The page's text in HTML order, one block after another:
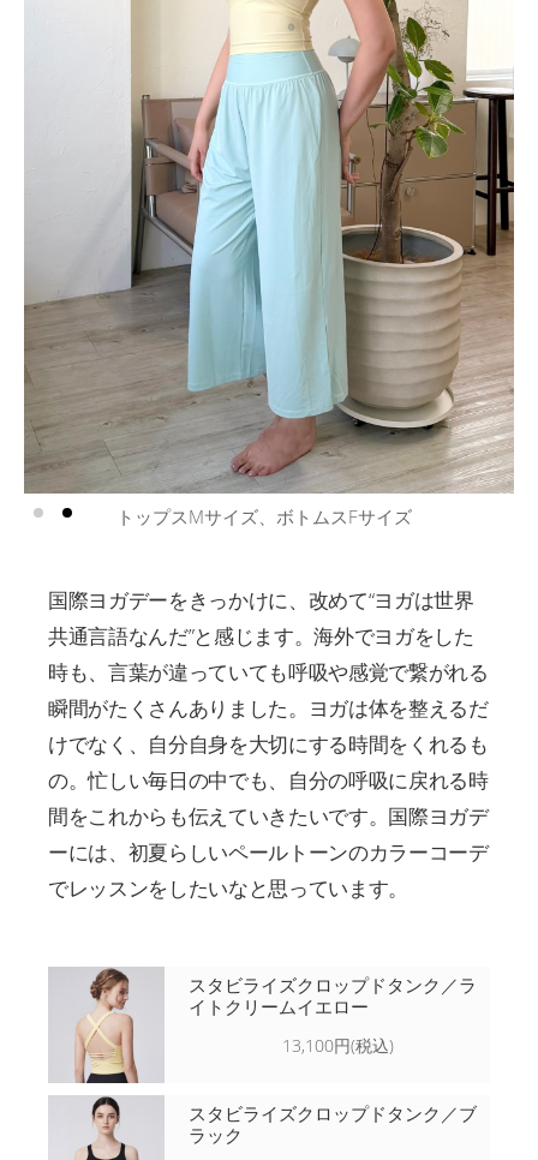
MIKUさん 身長170cm
国際ヨガデーをきっかけに、改めて“ヨガは世界
共通言語なんだ”と感じます。海外でヨガをした
時も、言葉が違っていても呼吸や感覚で繋がれる
瞬間がたくさんありました。ヨガは体を整えるだ
けでなく、自分自身を大切にする時間をくれるも
の。忙しい毎日の中でも、自分の呼吸に戻れる時
間をこれからも伝えていきたいです。国際ヨガデ
ーには、初夏らしいペールトーンのカラーコーデ
でレッスンをしたいなと思っています。
スタビライズクロップドタンク／ラ
イトクリームイエロー
13,100円(税込)
スタビライズクロップドタンク／ブ
ラック